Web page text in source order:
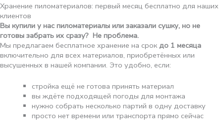
Хранение пиломатериалов: первый месяц бесплатно для наших
клиентов
Вы купили у нас пиломатериалы или заказали сушку, но не
готовы забрать их сразу? Не проблема.
Мы предлагаем бесплатное хранение на срок до 1 месяца
включительно для всех материалов, приобретённых или
высушенных в нашей компании. Это удобно, если:
стройка ещё не готова принять материал
вы ждёте подходящей погоды для монтажа
нужно собрать несколько партий в одну доставку
просто нет времени или транспорта прямо сейчас